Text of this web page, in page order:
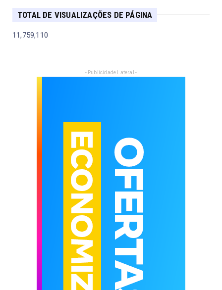
TOTAL DE VISUALIZAÇÕES DE PÁGINA
11,759,110
- Publicidade Lateral -